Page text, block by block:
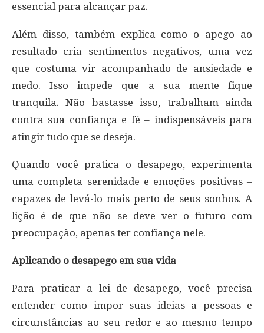
essencial para alcançar paz.
Além disso, também explica como o apego ao
resultado cria sentimentos negativos, uma vez
que costuma vir acompanhado de ansiedade e
medo. Isso impede que a sua mente fique
tranquila. Não bastasse isso, trabalham ainda
contra sua confiança e fé – indispensáveis para
atingir tudo que se deseja.
Quando você pratica o desapego, experimenta
uma completa serenidade e emoções positivas –
capazes de levá-lo mais perto de seus sonhos. A
lição é de que não se deve ver o futuro com
preocupação, apenas ter confiança nele.
Aplicando o desapego em sua vida
Para praticar a lei de desapego, você precisa
entender como impor suas ideias a pessoas e
circunstâncias ao seu redor e ao mesmo tempo